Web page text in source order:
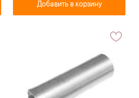
Добавить в корзину